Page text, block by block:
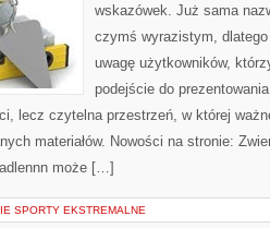
wskazówek. Już sama
czymś wyrazistym,
uwagę użytkowników,
podejście do
lecz czytelna przestrzeń, w której
materiałów. Nowości na stronie:
może […]
SPORTY EKSTREMALNE